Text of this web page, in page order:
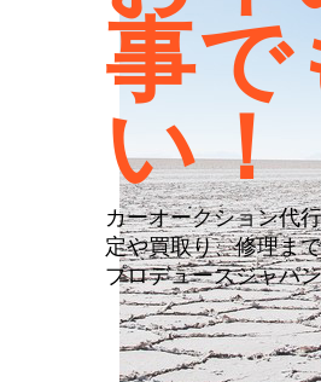
事で
い！
カーオークション代
定や買取り、修理ま
プロデュースジャパ